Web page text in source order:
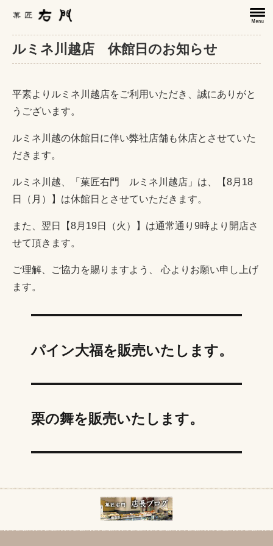
ルミネ川越店 休館日のお知らせ
平素よりルミネ川越店をご利用いただき、誠にありがと
うございます。
ルミネ川越の休館日に伴い弊社店舗も休店とさせていた
だきます。
ルミネ川越、「菓匠右門 ルミネ川越店」は、【8月18
日（月）】は休館日とさせていただきます。
また、翌日【8月19日（火）】は通常通り9時より開店さ
せて頂きます。
ご理解、ご協力を賜りますよう、 心よりお願い申し上げ
ます。
パイン大福を販売いたします。
栗の舞を販売いたします。